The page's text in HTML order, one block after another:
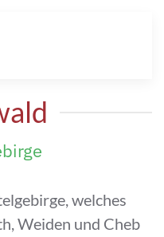
welches
Weiden und Cheb